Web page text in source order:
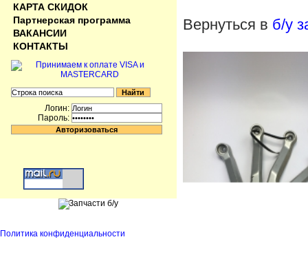
Вернуться в б/у
КАРТА СКИДОК
Партнерская программа
ВАКАНСИИ
КОНТАКТЫ
Логин:
Пароль:
Политика конфиденциальности